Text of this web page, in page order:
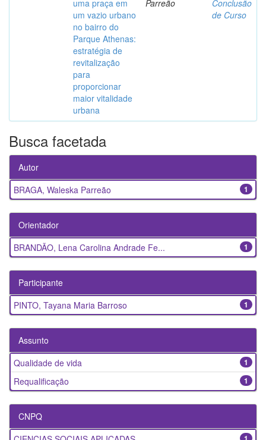
uma praça em
um vazio urbano
no bairro do
Parque Athenas:
estratégia de
revitalização
para
proporcionar
maior vitalidade
urbana
Parreão
Conclusão
de Curso
Busca facetada
Autor
1
BRAGA, Waleska Parreão
Orientador
1
BRANDÃO, Lena Carolina Andrade Fe...
Participante
1
PINTO, Tayana Maria Barroso
Assunto
1
Qualidade de vida
1
Requalificação
CNPQ